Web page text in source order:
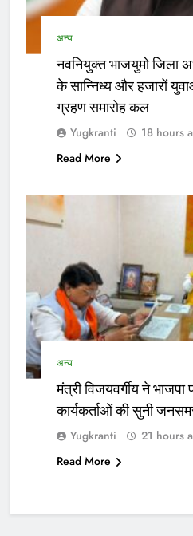
अन्य
नवनियुक्त भाजयुमो जिला
के सान्निध्य और हजारों
ग्रहण समारोह कल
Yugkranti 18 hours
Read More
अन्य
मंत्री विजयवर्गीय ने भाजपा
कार्यकर्ताओं की सुनी
Yugkranti 21 hours
Read More